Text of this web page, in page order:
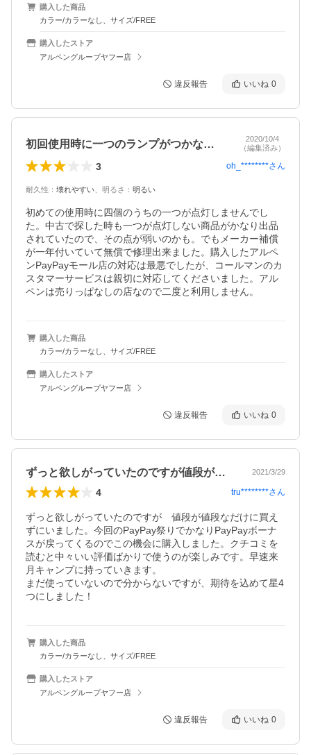
購入した商品
カラー/カラーなし、サイズ/FREE
購入したストア
アルペングループヤフー店
違反報告 いいね 0
初回使用時に一つのランプがつかない。
2020/10/4
（編集済み）
3 oh_********さん
耐久性 ： 壊れやすい 明るさ ： 明るい
初めての使用時に四個のうちの一つが点灯しませんでし
た。中古で探した時も一つが点灯しない商品がかなり出品
されていたので、その点が弱いのかも。でもメーカー補償
が一年付いていて無償で修理出来ました。購入したアルペ
ンPayPayモール店の対応は最悪でしたが、コールマンのカ
スタマーサービスは親切に対応してくださいました。アル
ペンは売りっぱなしの店なので二度と利用しません。
購入した商品
カラー/カラーなし、サイズ/FREE
購入したストア
アルペングループヤフー店
違反報告 いいね 0
ずっと欲しがっていたのですが値段が値段… 2021/3/29
4 tru********さん
ずっと欲しがっていたのですが　値段が値段なだけに買え
ずにいました。今回のPayPay祭りでかなりPayPayボーナ
スが戻ってくるのでこの機会に購入しました。クチコミを
読むと中々いい評価ばかりで使うのが楽しみです。早速来
月キャンプに持っていきます。
まだ使っていないので分からないですが、期待を込めて星4
つにしました！
購入した商品
カラー/カラーなし、サイズ/FREE
購入したストア
アルペングループヤフー店
違反報告 いいね 0